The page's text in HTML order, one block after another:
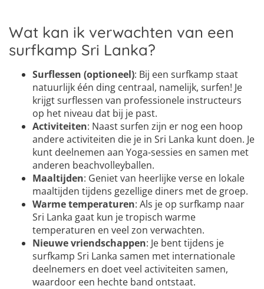
Wat kan ik verwachten van een
surfkamp Sri Lanka?
Surflessen (optioneel): Bij een surfkamp staat
natuurlijk één ding centraal, namelijk, surfen! Je
krijgt surflessen van professionele instructeurs
op het niveau dat bij je past.
Activiteiten: Naast surfen zijn er nog een hoop
andere activiteiten die je in Sri Lanka kunt doen. Je
kunt deelnemen aan Yoga-sessies en samen met
anderen beachvolleyballen.
Maaltijden: Geniet van heerlijke verse en lokale
maaltijden tijdens gezellige diners met de groep.
Warme temperaturen: Als je op surfkamp naar
Sri Lanka gaat kun je tropisch warme
temperaturen en veel zon verwachten.
Nieuwe vriendschappen: Je bent tijdens je
surfkamp Sri Lanka samen met internationale
deelnemers en doet veel activiteiten samen,
waardoor een hechte band ontstaat.